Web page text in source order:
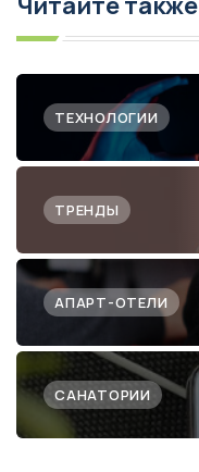
ТЕХНОЛОГИИ
ТРЕНДЫ
АПАРТ-ОТЕЛИ
САНАТОРИИ